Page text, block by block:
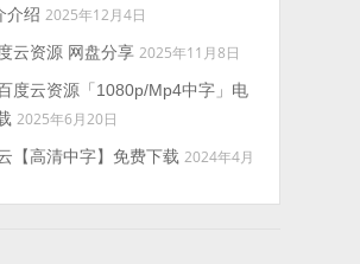
介绍 2025年12月4日
云资源 网盘分享 2025年11月8日
度云资源「1080p/Mp4中字」电
2025年6月20日
【高清中字】免费下载 2024年4月